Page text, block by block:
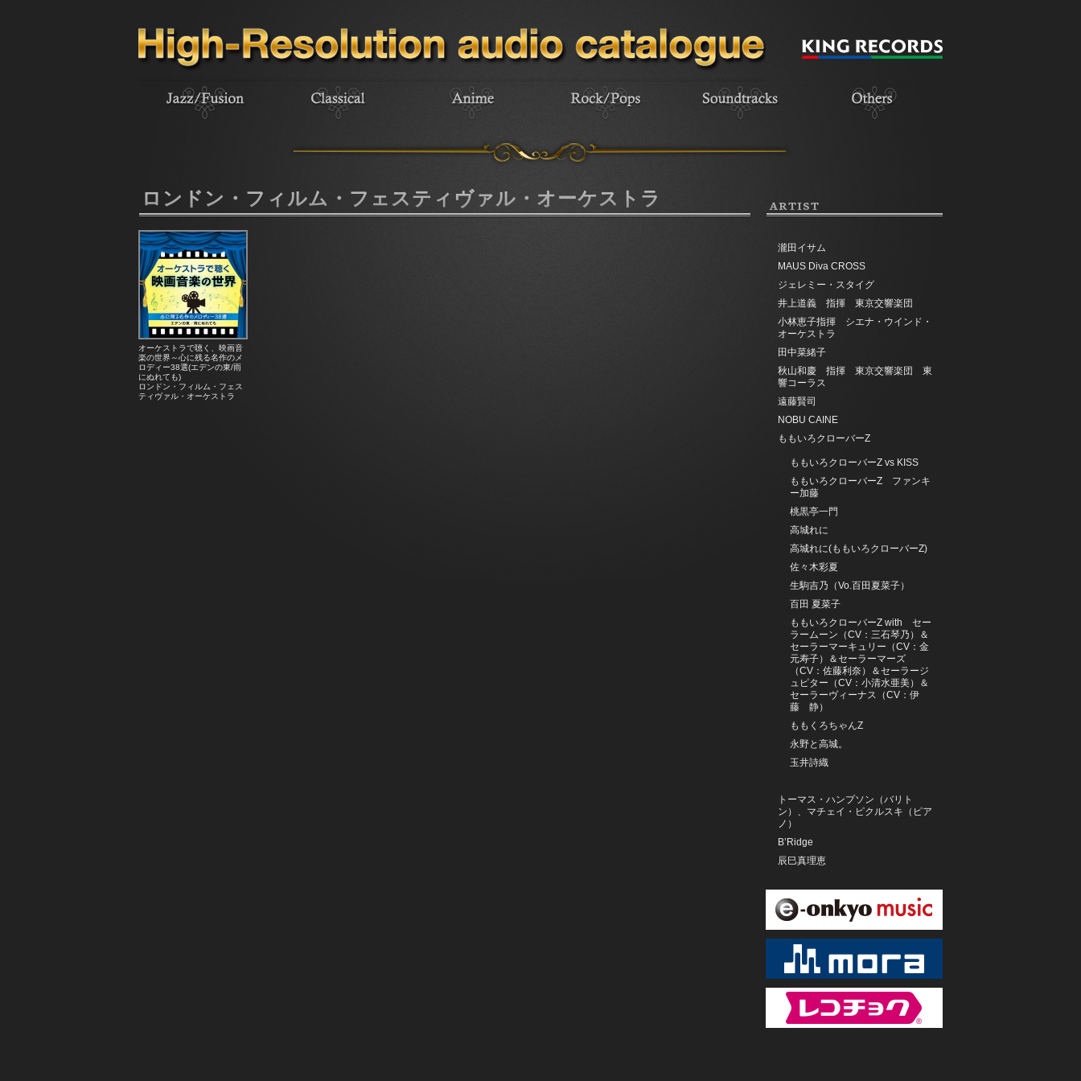
ロンドン・フィルム・フェスティヴァル・オーケストラ
オーケストラで聴く、映画音
楽の世界～心に残る名作のメ
ロディー38選(エデンの東/雨
にぬれても)
ロンドン・フィルム・フェス
ティヴァル・オーケストラ
ARTIST
瀧田イサム
MAUS Diva CROSS
ジェレミー・スタイグ
井上道義 指揮 東京交響楽団
小林恵子指揮 シエナ・ウインド・
オーケストラ
田中菜緒子
秋山和慶 指揮 東京交響楽団 東
響コーラス
遠藤賢司
NOBU CAINE
ももいろクローバーZ
ももいろクローバーZ vs KISS
ももいろクローバーZ ファンキ
ー加藤
桃黒亭一門
高城れに
高城れに(ももいろクローバーZ)
佐々木彩夏
生駒吉乃（Vo.百田夏菜子）
百田 夏菜子
ももいろクローバーZ with セー
ラームーン（CV：三石琴乃）＆
セーラーマーキュリー（CV：金
元寿子）＆セーラーマーズ
（CV：佐藤利奈）＆セーラージ
ュピター（CV：小清水亜美）＆
セーラーヴィーナス（CV：伊
藤 静）
ももくろちゃんZ
永野と高城。
玉井詩織
トーマス・ハンプソン（バリト
ン）、マチェイ・ピクルスキ（ピア
ノ）
B’Ridge
辰巳真理恵
アンドレイ・コロベイニコフ（ピア
ノ）
米元響子
橋本由香利
ジュエル☆トリコ
横浜銀蝿40th
寺内タケシ
寺内タケシとルーパス・グラン